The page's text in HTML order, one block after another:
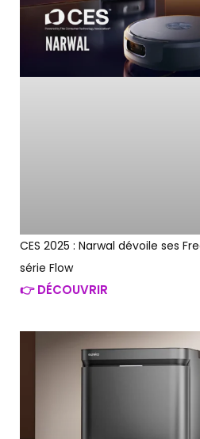
CES 2025 : Narwal dévoile ses
série Flow
👉 DÉCOUVRIR